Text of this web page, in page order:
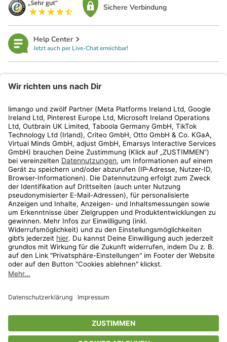
Sichere Verbindung
Help Center
Jetzt auch per Live-Chat erreichbar!
Kundenservice
Shop
Aktionen
Travel
* Streichpreise entsprechen der unverbindlichen Preisempfehlung des